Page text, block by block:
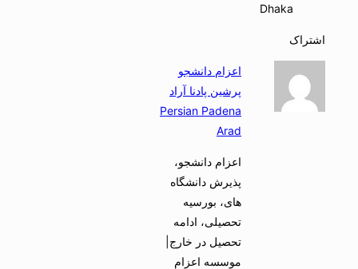
Dhaka
اشتراک
اعزام دانشجو
پرشین پادنا آراد
Persian Padena
Arad
اعزام دانشجو،
پذیرش دانشگاه
های، بورسیه
تحصیلی، ادامه
تحصیل در خارج|
موسسه اعزام